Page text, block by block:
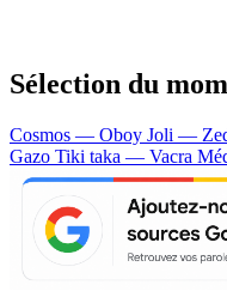
Sélection du
Cosmos — Oboy Joli —
Gazo Tiki taka — Vacra